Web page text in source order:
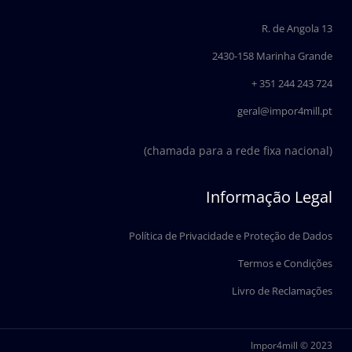
o
k
i
n
R. de Angola 13
2430-158 Marinha Grande
+ 351 244 243 724
geral@impor4mill.pt
(chamada para a rede fixa nacional)
Informação Legal
Política de Privacidade e Proteção de Dados
Termos e Condições
Livro de Reclamações
Impor4mill © 2023